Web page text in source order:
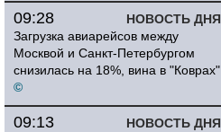
НОВОСТЬ ДНЯ
09:28
Загрузка авиарейсов между
Москвой и Санкт-Петербургом
снизилась на 18%, вина в "Коврах"
©
НОВОСТЬ ДНЯ
09:13